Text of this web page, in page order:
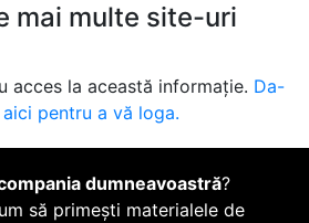
mai multe site-uri
acces la această informație. Da-
pentru a vă loga.
dumneavoastră?
să primești materialele de